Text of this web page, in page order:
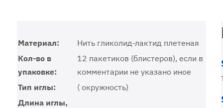
Материал:
Нить гликолид-лактид плетеная
Кол-во в
упаковке:
12 пакетиков (блистеров), если в
комментарии не указано иное
Тип иглы:
( окружность)
Длина иглы,